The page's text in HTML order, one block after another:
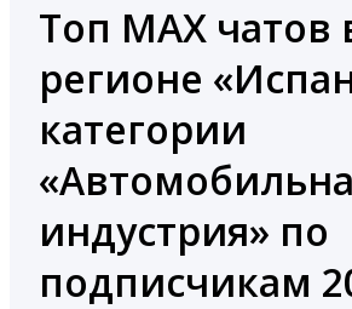
Топ MAX чатов
регионе
категории
индустрия» по
подписчикам